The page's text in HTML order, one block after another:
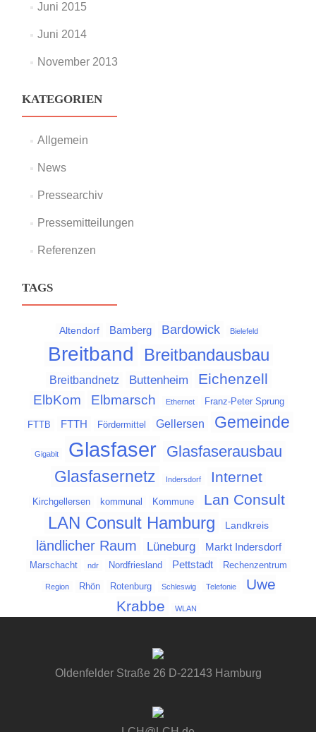
Juni 2015
Juni 2014
November 2013
KATEGORIEN
Allgemein
News
Pressearchiv
Pressemitteilungen
Referenzen
TAGS
Altendorf Bamberg Bardowick Bielefeld
Breitband Breitbandausbau
Breitbandnetz Buttenheim Eichenzell
ElbKom Elbmarsch Ethernet Franz-Peter Sprung
FTTB FTTH Fördermittel Gellersen Gemeinde
Gigabit Glasfaser Glasfaserausbau
Glasfasernetz Indersdorf Internet
Kirchgellersen kommunal Kommune Lan Consult
LAN Consult Hamburg Landkreis
ländlicher Raum Lüneburg Markt Indersdorf
Marschacht ndr Nordfriesland Pettstadt Rechenzentrum
Region Rhön Rotenburg Schleswig Telefonie
Uwe
Krabbe
WLAN
Oldenfelder Straße 26 D-22143 Hamburg